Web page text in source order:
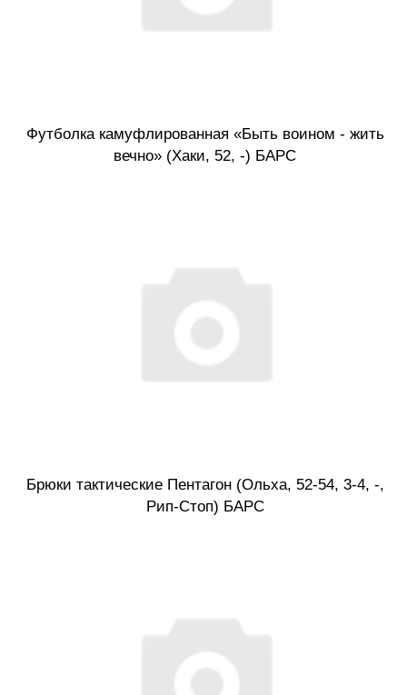
Футболка камуфлированная «Быть воином - жить
вечно» (Хаки, 52, -) БАРС
Брюки тактические Пентагон (Ольха, 52-54, 3-4, -,
Рип-Стоп) БАРС